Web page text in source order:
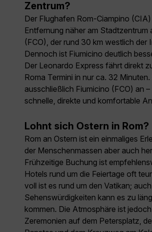
Zentrum?
Der Flughafen Rom-Ciampino (CIA)
Entfernung näher am Stadtzentrum
(FCO), der rund 30 km westlich der
Dennoch ist Fiumicino deutlich
Der Leonardo Express fährt direkt
Roma Termini in nur ca. 32
ausschließlich Fiumicino (FCO) an
schnelle, direkte und komfortable
Lohnt sich Ostern in Rom?
Rom an Ostern ist ein einmaliges
der Menschenmassen aber auch
Frühzeitige Buchung ist
Hotels rund um die Feiertage oft
voll ist es rund um den Vatikan;
Sehenswürdigkeiten kann es zu
kommen. Die Atmosphäre ist
Zeremonien auf dem Petersplatz,